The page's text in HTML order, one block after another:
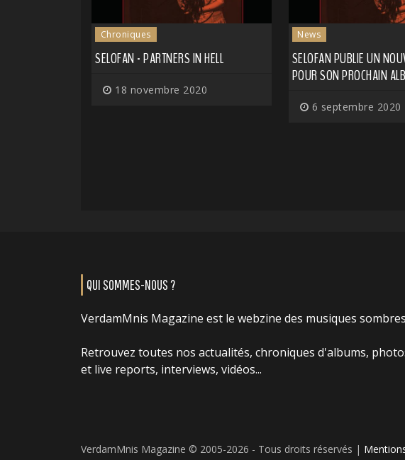
Chroniques
SELOFAN - PARTNERS IN HELL
18 novembre 2020
News
SELOFAN PUBLIE UN
POUR SON PROCHAIN
6 septembre 2020
QUI SOMMES-NOUS ?
VerdamMnis Magazine est le webzine des musiques
Retrouvez toutes nos actualités, chroniques d'albums,
et live reports, interviews, vidéos...
VerdamMnis Magazine © 2005-2026 - Tous droits réservés |